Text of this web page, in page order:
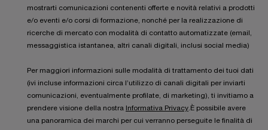
mostrarti comunicazioni contenenti offerte e novità relativi a prodotti
e/o eventi e/o corsi di formazione, nonché per la realizzazione di
ricerche di mercato con modalità di contatto automatizzate (email,
messaggistica istantanea, altri canali digitali, inclusi social media)
Per maggiori informazioni sulle modalità di trattamento dei tuoi dati
(ivi incluse informazioni circa l’utilizzo di canali digitali per inviarti
comunicazioni, eventualmente profilate, di marketing), ti invitiamo a
prendere visione della nostra
Informativa Privacy.È possibile avere
una panoramica dei marchi per cui verranno perseguite le finalità di